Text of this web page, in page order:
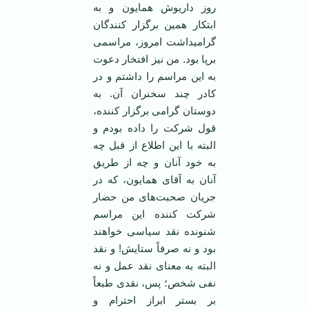
روز داریوش همایون و به
ابتکار همین برگزار کنندگان
گرامیداشت امروز، مراسمی
برپا بود. من نیز افتخار دعوت
به این مراسم را داشتم و در
کادر چند سخنران آن. به
دوستان گرامی برگزار کننده،
قول شرکت را داده بودم و
البته با این اطلاع از قبل چه
به خود آنان و چه از طریق
آنان به آقای همایون، که در
جریان صحبت‌های من حضار
شرکت کننده این مراسم
شنونده نقد سیاسی خواهند
بود و نه صرفاً ستایش! و نقد
البته به معنای نقد عمل و نه
نفی شخص؛ پس، نقدی طبعاً
بر بستر ابراز احترام و